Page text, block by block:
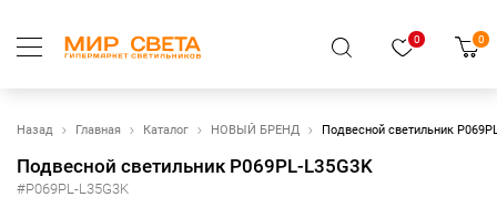
0 0
Назад Главная Каталог НОВЫЙ БРЕНД Подвесной светильник
Подвесной светильник P069PL-L35G3K
#P069PL-L35G3K